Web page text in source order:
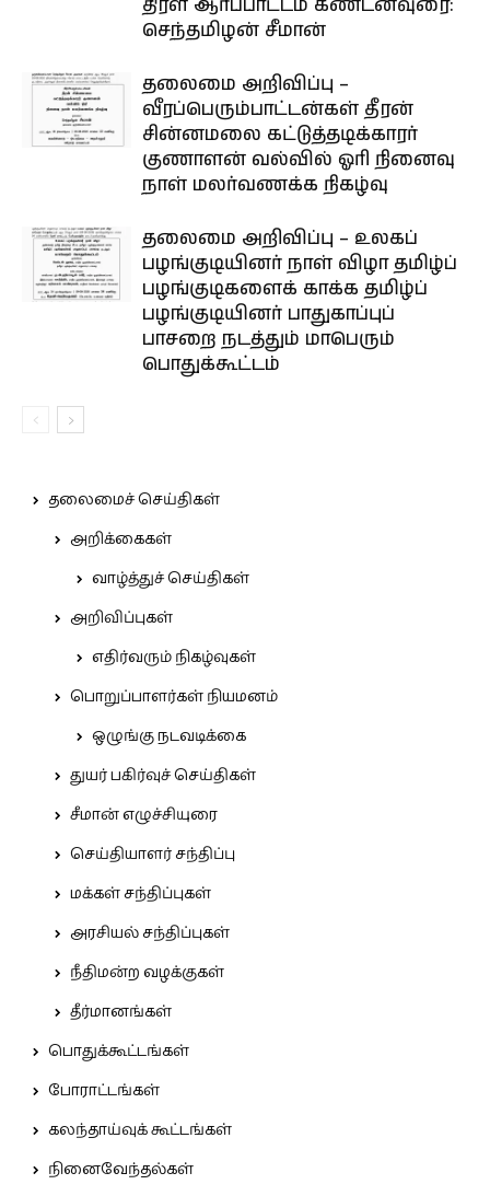
திரள் ஆர்ப்பாட்டம் கண்டனவுரை:
செந்தமிழன் சீமான்
தலைமை அறிவிப்பு –
வீரப்பெரும்பாட்டன்கள் தீரன்
சின்னமலை கட்டுத்தடிக்காரர்
குணாளன் வல்வில் ஓரி நினைவு
நாள் மலர்வணக்க நிகழ்வு
தலைமை அறிவிப்பு – உலகப்
பழங்குடியினர் நாள் விழா தமிழ்ப்
பழங்குடிகளைக் காக்க தமிழ்ப்
பழங்குடியினர் பாதுகாப்புப்
பாசறை நடத்தும் மாபெரும்
பொதுக்கூட்டம்
தலைமைச் செய்திகள்
அறிக்கைகள்
வாழ்த்துச் செய்திகள்
அறிவிப்புகள்
எதிர்வரும் நிகழ்வுகள்
பொறுப்பாளர்கள் நியமனம்
ஒழுங்கு நடவடிக்கை
துயர் பகிர்வுச் செய்திகள்
சீமான் எழுச்சியுரை
செய்தியாளர் சந்திப்பு
மக்கள் சந்திப்புகள்
அரசியல் சந்திப்புகள்
நீதிமன்ற வழக்குகள்
தீர்மானங்கள்
பொதுக்கூட்டங்கள்
போராட்டங்கள்
கலந்தாய்வுக் கூட்டங்கள்
நினைவேந்தல்கள்